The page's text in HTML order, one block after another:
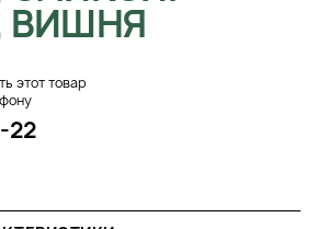
ВИШНЯ
этот товар
22